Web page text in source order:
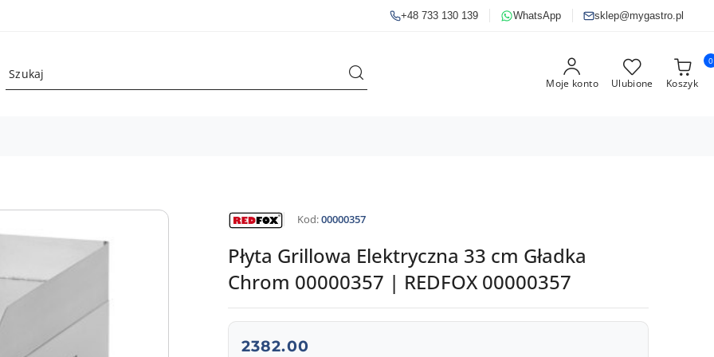
+48 733 130 139 WhatsApp sklep@mygastro.pl
Moje konto Ulubione Koszyk
0
NAZWA
PRODUCENTA:Kod:00000357
Płyta Grillowa Elektryczna 33 cm Gładka
Chrom 00000357 | REDFOX 00000357
cena:
2382.00